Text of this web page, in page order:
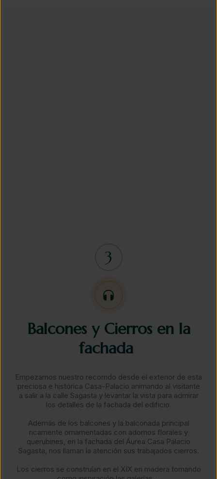
Balcones y Cierros en la
fachada ​
Empezamos nuestro recorrido desde el exterior de esta
preciosa e histórica Casa-Palacio animando al visitante
a salir a la calle Sagasta y levantar la vista para admirar
los detalles de la fachada del edificio.​​
Además de los balcones y la balconada principal
ricamente ornamentadas con adornos florales y
querubines, en la fachada del Áurea Casa Palacio
Sagasta, nos llaman la atención sus trabajados cierros.
​Los cierros se construían en el XIX en madera tomando